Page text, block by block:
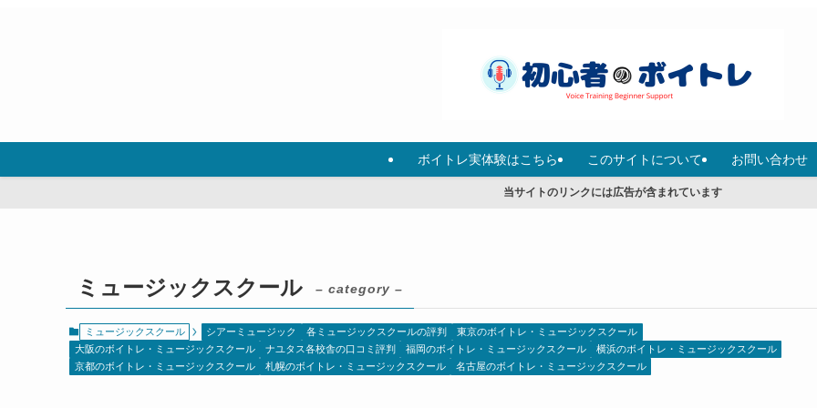
ボイトレ実体験はこちら このサイトについて お問い合わせ
当サイトのリンクには広告が含まれています
ミュージックスクール – category –
ミュージックスクール シアーミュージック 各ミュージックスクールの評判
東京のボイトレ・ミュージックスクール
大阪のボイトレ・ミュージックスクール
ナユタス各校舎の口コミ評判 福岡のボイトレ・ミュージックスクール
横浜のボイトレ・ミュージックスクール
京都のボイトレ・ミュージックスクール
札幌のボイトレ・ミュージックスクール 名古屋のボイトレ・ミュージックスクール